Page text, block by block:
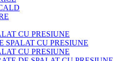
CU PRESIUNE
SPALAT CU PRESIUNE
CU PRESIUNE